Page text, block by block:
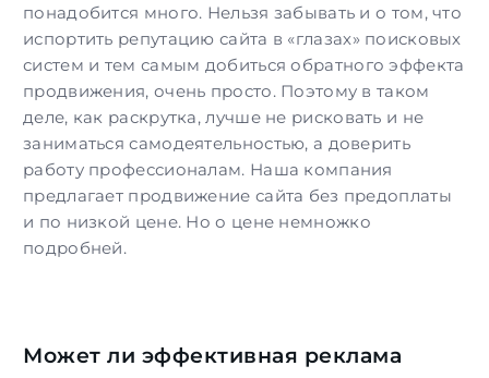
понадобится много. Нельзя забывать и о том, что
испортить репутацию сайта в «глазах» поисковых
систем и тем самым добиться обратного эффекта
продвижения, очень просто. Поэтому в таком
деле, как раскрутка, лучше не рисковать и не
заниматься самодеятельностью, а доверить
работу профессионалам. Наша компания
предлагает продвижение сайта без предоплаты
и по низкой цене. Но о цене немножко
подробней.
Может ли эффективная реклама